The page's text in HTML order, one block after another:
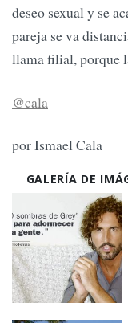
deseo sexual y se
pareja se va
llama filial, porque
@cala
por Ismael Cala
GALERÍA DE